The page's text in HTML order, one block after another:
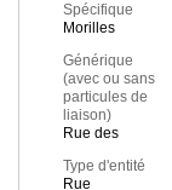
Spécifique
Morilles
Générique
(avec ou sans
particules de
liaison)
Rue des
Type d'entité
Rue